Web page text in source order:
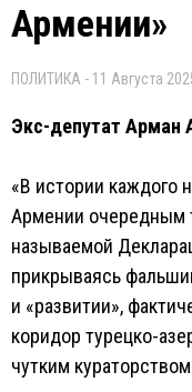
Армении»
ПОЛИТИКА - 11 Августа
Экс-депутат Арман
«В истории каждого
Армении очередным
называемой
прикрываясь
и «развитии»,
коридор турецко-
чутким